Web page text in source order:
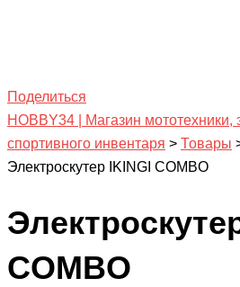
Поделиться
HOBBY34 | Магазин мототехники,
спортивного инвентаря > Товары
Электроскутер IKINGI COMBO
COMBO